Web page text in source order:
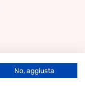
No, aggiusta